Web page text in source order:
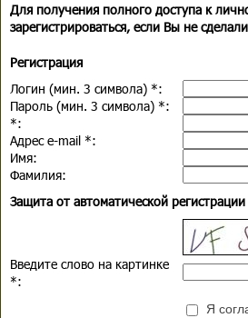
Для получения полного доступа к
зарегистрироваться, если Вы не
Регистрация
Логин (мин. 3 символа) *:
Пароль (мин. 3 символа) *:
*:
Адрес e-mail *:
Имя:
Фамилия:
Защита от автоматической регистрации
Введите слово на картинке
*:
Я